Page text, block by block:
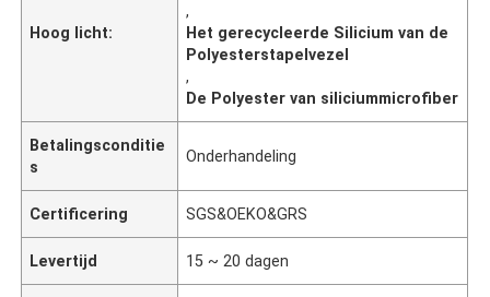
Hoog licht:
,
Het gerecycleerde Silicium van de
Polyesterstapelvezel
,
De Polyester van siliciummicrofiber
Betalingsconditie
s
Onderhandeling
Certificering SGS&OEKO&GRS
Levertijd 15 ~ 20 dagen